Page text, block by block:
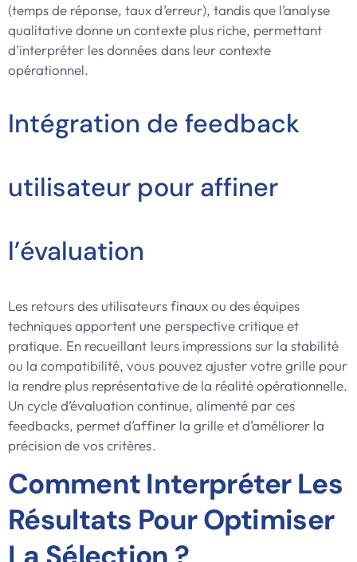
(temps de réponse, taux d’erreur), tandis que l’analyse
qualitative donne un contexte plus riche, permettant
d’interpréter les données dans leur contexte
opérationnel.
Intégration de feedback
utilisateur pour affiner
l’évaluation
Les retours des utilisateurs finaux ou des équipes
techniques apportent une perspective critique et
pratique. En recueillant leurs impressions sur la stabilité
ou la compatibilité, vous pouvez ajuster votre grille pour
la rendre plus représentative de la réalité opérationnelle.
Un cycle d’évaluation continue, alimenté par ces
feedbacks, permet d’affiner la grille et d’améliorer la
précision de vos critères.
Comment Interpréter Les
Résultats Pour Optimiser